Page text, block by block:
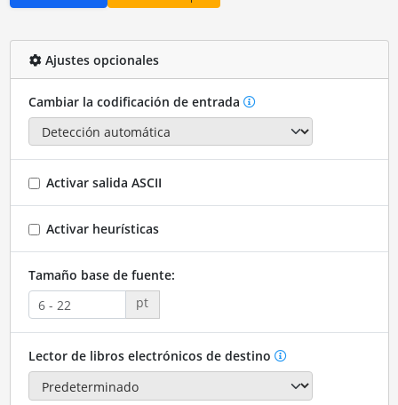
Ajustes opcionales
Cambiar la codificación de entrada
Activar salida ASCII
Activar heurísticas
Tamaño base de fuente:
pt
Lector de libros electrónicos de destino